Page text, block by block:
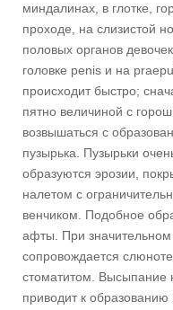
миндалинах, в глотке,
проходе, на слизистой
половых органов
головке penis и на
происходит быстро;
пятно величиной с
возвышаться с
пузырька. Пузырьки
образуются эрозии,
налетом с
венчиком. Подобное
афты. При
сопровождается
стоматитом. Высыпание
приводит к